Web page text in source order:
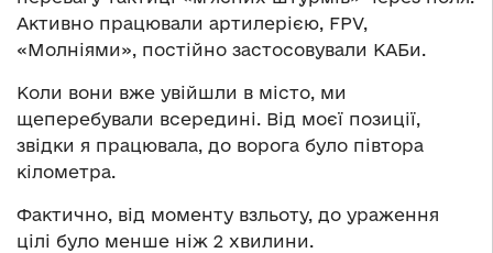
Активно працювали артилерією, FPV,
«Молніями», постійно застосовували КАБи.
Коли вони вже увійшли в місто, ми
щеперебували всередині. Від моєї позиції,
звідки я працювала, до ворога було півтора
кілометра.
Фактично, від моменту взльоту, до ураження
цілі було менше ніж 2 хвилини.